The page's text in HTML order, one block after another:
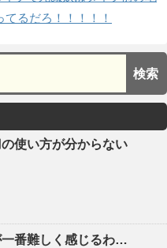
るだろ！！！！！
の使い方が分からない
一番難しく感じるわ…